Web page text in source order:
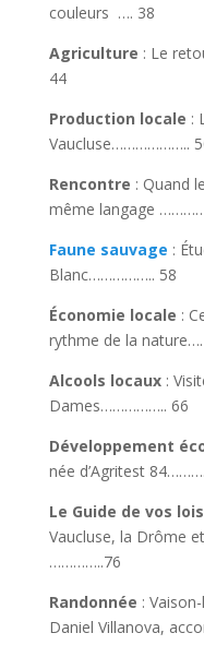
couleurs …. 38
Agriculture : Le
44
Production locale :
Vaucluse………………..
Rencontre : Quand
même langage
Faune sauvage :
Blanc…………….. 58
Économie locale :
rythme de la
Alcools locaux:
Dames…………….. 66
Développement
née d’Agritest
Le Guide de vos
Vaucluse, la Drôme
…………..76
Randonnée :
Daniel Villanova,